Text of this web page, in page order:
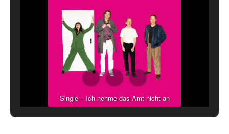
Single – Ich nehme das Amt nicht an